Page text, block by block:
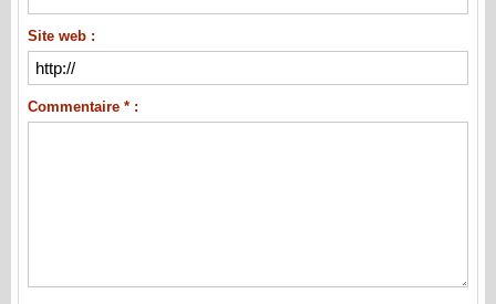
Site web :
Commentaire * :